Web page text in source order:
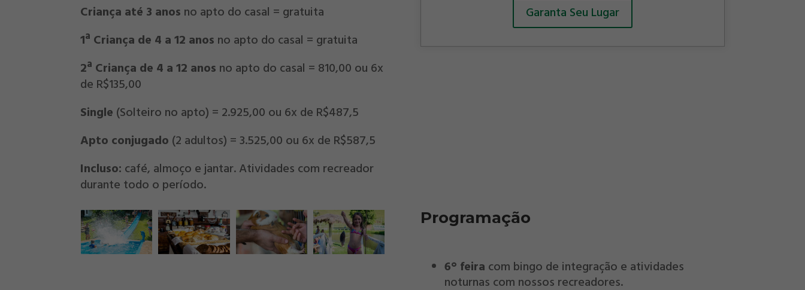
Criança até 3 anos no apto do casal = gratuita
1ª Criança de 4 a 12 anos no apto do casal = gratuita
2ª Criança de 4 a 12 anos no apto do casal = 810,00 ou 6x
de R$135,00
Single (Solteiro no apto) = 2.925,00 ou 6x de R$487,5
Apto conjugado (2 adultos) = 3.525,00 ou 6x de R$587,5
Incluso: café, almoço e jantar. Atividades com recreador
durante todo o período.
Garanta Seu Lugar
Programação
6° feira com bingo de integração e atividades
noturnas com nossos recreadores.